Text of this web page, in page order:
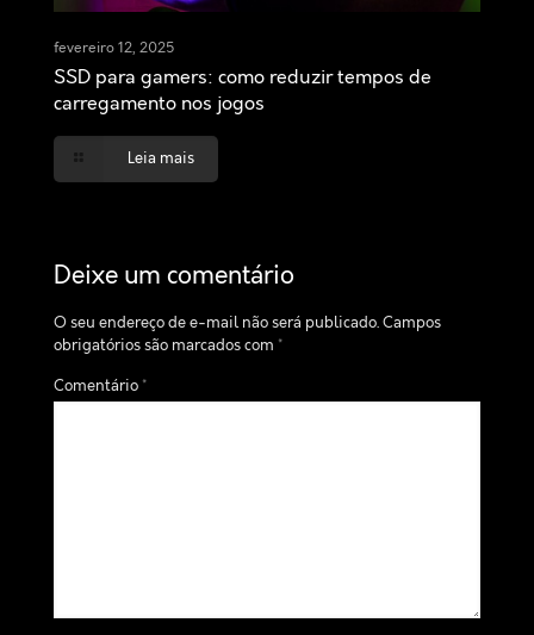
fevereiro 12, 2025
SSD para gamers: como reduzir tempos de
carregamento nos jogos
Leia mais
Deixe um comentário
O seu endereço de e-mail não será publicado.Campos
obrigatórios são marcados com *
Comentário *